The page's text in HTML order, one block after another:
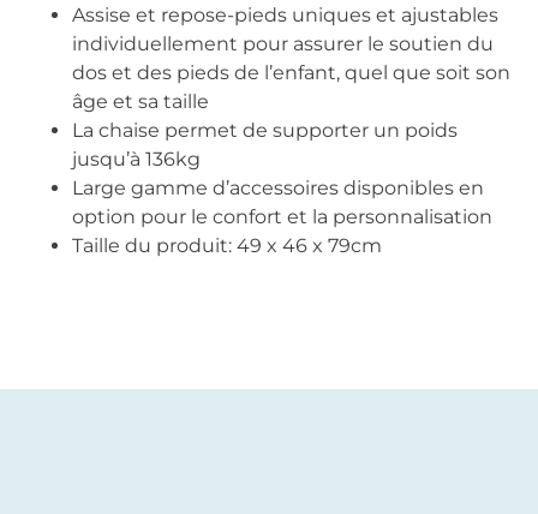
Assise et repose-pieds uniques et ajustables
individuellement pour assurer le soutien du
dos et des pieds de l’enfant, quel que soit son
âge​ et sa taille
La chaise permet de supporter un poids
jusqu’à 136kg
Large gamme d’accessoires disponibles en
option pour le confort et la personnalisation
Taille du produit: 49 x 46 x 79cm